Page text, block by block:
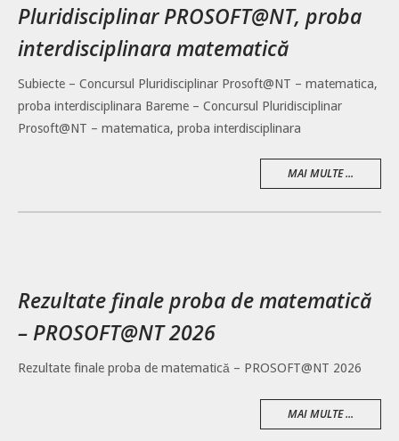
Pluridisciplinar PROSOFT@NT, proba
interdisciplinara matematică
Subiecte – Concursul Pluridisciplinar Prosoft@NT – matematica,
proba interdisciplinara Bareme – Concursul Pluridisciplinar
Prosoft@NT – matematica, proba interdisciplinara
MAI MULTE ...
Rezultate finale proba de matematică
– PROSOFT@NT 2026
Rezultate finale proba de matematică – PROSOFT@NT 2026
MAI MULTE ...